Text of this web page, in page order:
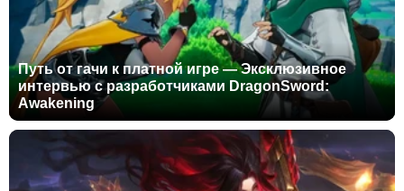
Путь от гачи к платной игре — Эксклюзивное
интервью с разработчиками DragonSword:
Awakening